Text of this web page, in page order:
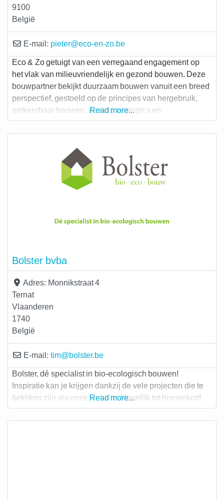
9100
België
E-mail: pieter@eco-en-zo.be
Eco & Zo getuigt van een verregaand engagement op
het vlak van milieuvriendelijk en gezond bouwen. Deze
bouwpartner bekijkt duurzaam bouwen vanuit een breed
perspectief, gestoeld op de principes van hergebruik,
omkeerbaar bouwen, de trias ecologica en
kringloopsluiting. Deze ecologische aannemer zet in op
eerlijke en nauwe communicatie met zijn klanten. Ook
collega’s probeert hij steevast te overtuigen van de
Read more...
Bolster bvba
Adres: Monnikstraat 4
Ternat
Vlaanderen
1740
België
E-mail: tim@bolster.be
Bolster, dé specialist in bio-ecologisch bouwen!
Inspiratie kan je krijgen dankzij de vele projecten die te
bekijken zijn via onze website. Hopelijk tot binnenkort!
Read more...